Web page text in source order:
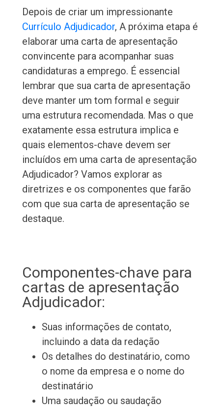
Depois de criar um impressionante
Currículo Adjudicador, A próxima etapa é
elaborar uma carta de apresentação
convincente para acompanhar suas
candidaturas a emprego. É essencial
lembrar que sua carta de apresentação
deve manter um tom formal e seguir
uma estrutura recomendada. Mas o que
exatamente essa estrutura implica e
quais elementos-chave devem ser
incluídos em uma carta de apresentação
Adjudicador? Vamos explorar as
diretrizes e os componentes que farão
com que sua carta de apresentação se
destaque.
Componentes-chave para
cartas de apresentação
Adjudicador:
Suas informações de contato,
incluindo a data da redação
Os detalhes do destinatário, como
o nome da empresa e o nome do
destinatário
Uma saudação ou saudação